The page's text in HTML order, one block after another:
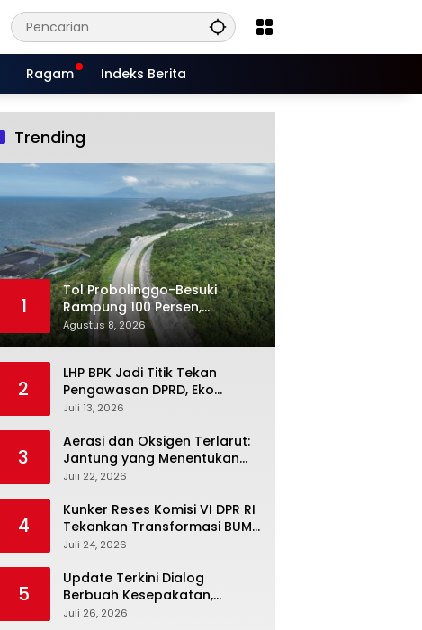
Ragam Indeks Berita
Trending
1
Tol Probolinggo-Besuki
Rampung 100 Persen,
Mengapa Belum Dibuka untuk
Publik?
Agustus 8, 2026
2
LHP BPK Jadi Titik Tekan
Pengawasan DPRD, Eko
Febriyanto Datangi Komisi IV
Berpijak pada Dokumen
Resmi Negara
Juli 13, 2026
3
Aerasi dan Oksigen Terlarut:
Jantung yang Menentukan
Hidup Tambak Vaname
Juli 22, 2026
4
Kunker Reses Komisi VI DPR RI
Tekankan Transformasi BUMN
Maritim, Nasim Khan Kawal
Juli 24, 2026
5
Update Terkini Dialog
Berbuah Kesepakatan,
SPBUN-SGN Batalkan Aksi
Juli 26, 2026